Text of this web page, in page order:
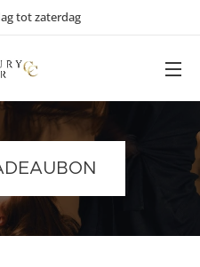
tot zaterdag